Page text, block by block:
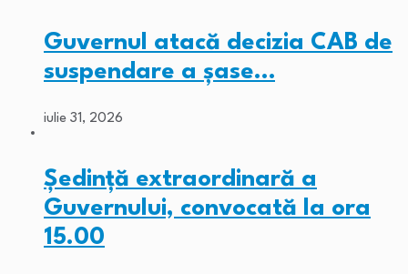
Guvernul atacă decizia CAB de
suspendare a șase…
iulie 31, 2026
Ședință extraordinară a
Guvernului, convocată la ora
15.00